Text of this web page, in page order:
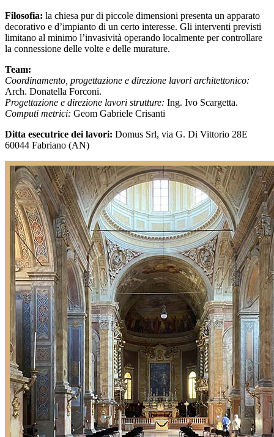
Filosofia: la chiesa pur di piccole dimensioni presenta un apparato
decorativo e d’impianto di un certo interesse. Gli interventi previsti
limitano al minimo l’invasività operando localmente per controllare
la connessione delle volte e delle murature.
Team:
Coordinamento, progettazione e direzione lavori architettonico:
Arch. Donatella Forconi.
Progettazione e direzione lavori strutture: Ing. Ivo Scargetta.
Computi metrici: Geom Gabriele Crisanti
Ditta esecutrice dei lavori: Domus Srl, via G. Di Vittorio 28E
60044 Fabriano (AN)